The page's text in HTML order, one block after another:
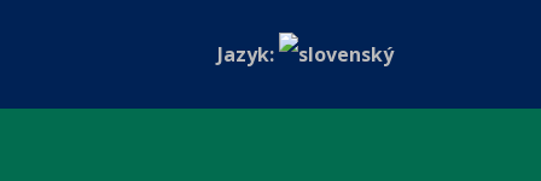
Jazyk: